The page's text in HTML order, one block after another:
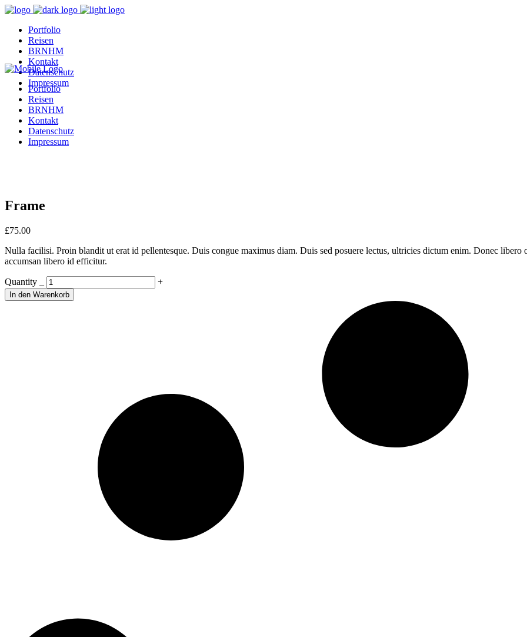
Portfolio
Reisen
BRNHM
Kontakt
Datenschutz
Impressum
Portfolio
Reisen
BRNHM
Kontakt
Datenschutz
Impressum
Frame
£75.00
Nulla facilisi. Proin blandit ut erat id pellentesque. Duis congue maximus diam. Duis sed posuere lectus, ultricies dictum enim. Donec
accumsan libero id efficitur.
Frame
quantity
Quantity +
In den Warenkorb